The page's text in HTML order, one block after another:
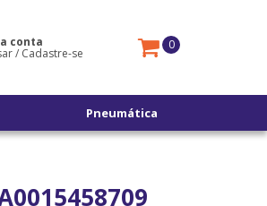
conta
/ Cadastre-se
0
Pneumática